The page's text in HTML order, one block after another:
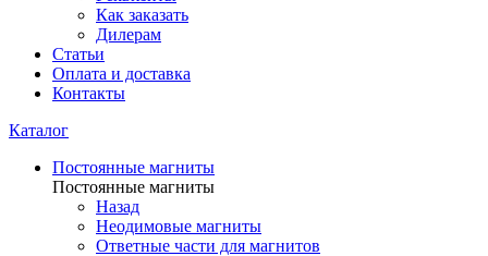
Как заказать
Дилерам
Статьи
Оплата и доставка
Контакты
Каталог
Постоянные магниты
Постоянные магниты
Назад
Неодимовые магниты
Ответные части для магнитов